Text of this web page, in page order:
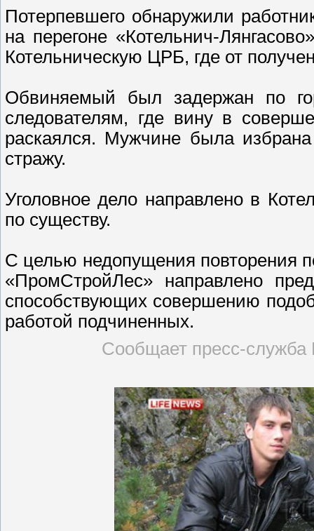
Потерпевшего обнаружили
на перегоне «Котельнич-
Котельническую ЦРБ, где от
Обвиняемый был задержан по
следователям, где вину в
раскаялся. Мужчине была
стражу.
Уголовное дело направлено в
по существу.
С целью недопущения повторения
«ПромСтройЛес» направлено
способствующих совершению
работой подчиненных.
Сообщает пресс-служба